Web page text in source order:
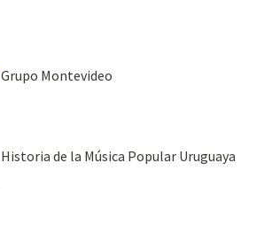
Grupo Montevideo
Historia de la Música Popular Uruguaya